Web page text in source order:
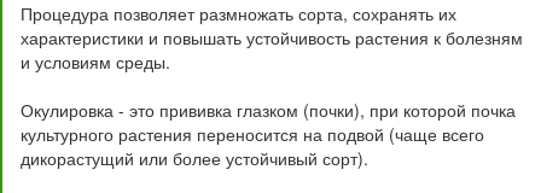
Процедура позволяет размножать сорта, сохранять их
характеристики и повышать устойчивость растения к болезням
и условиям среды.
Окулировка - это прививка глазком (почки), при которой почка
культурного растения переносится на подвой (чаще всего
дикорастущий или более устойчивый сорт).